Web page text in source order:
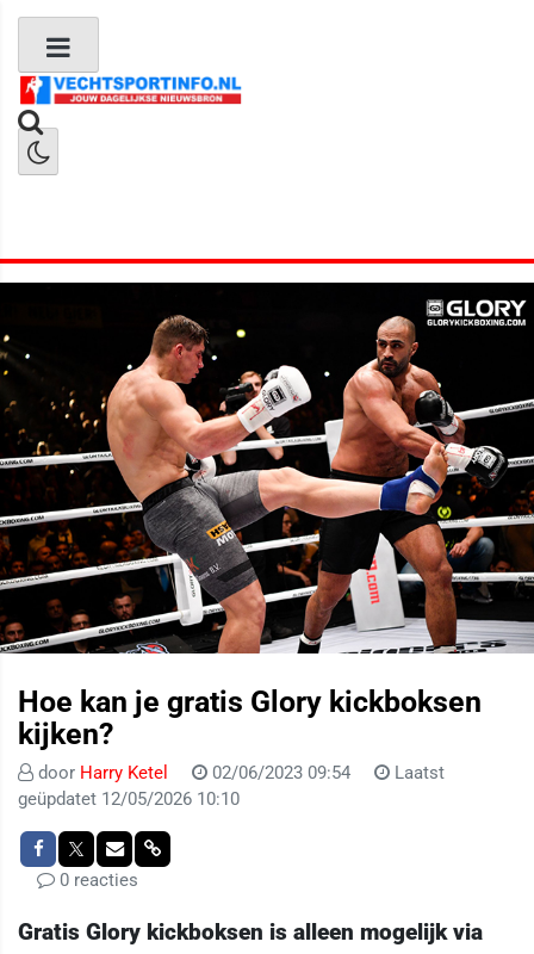
Hoe kan je gratis Glory kickboksen
kijken?
door Harry Ketel 02/06/2023 09:54
Laatst
geüpdatet 12/05/2026 10:10
0 reacties
Gratis Glory kickboksen is alleen mogelijk via